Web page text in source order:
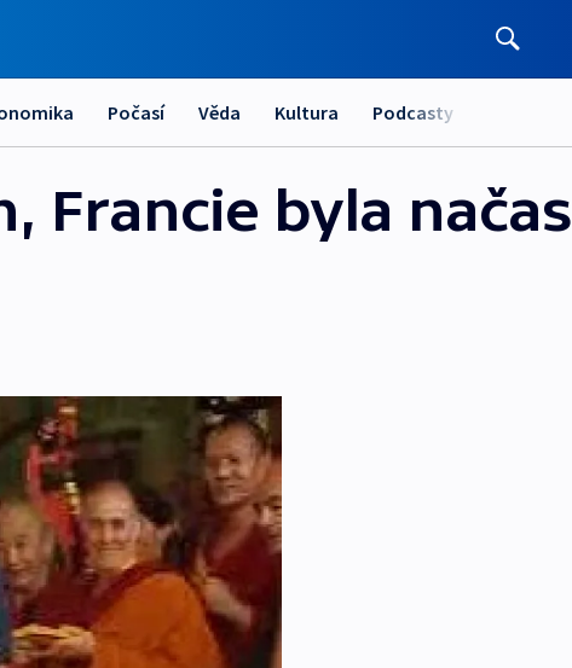
Počasí Věda Kultura Podcasty
Francie byla načas